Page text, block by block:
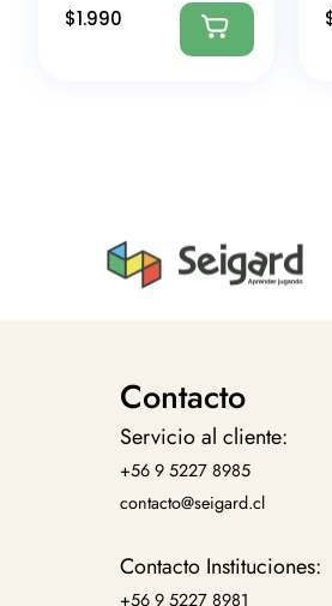
$1.990
Contacto
Servicio al cliente:
+56 9 5227 8985
contacto@seigard.cl
Contacto Instituciones:
+56 9 5227 8981